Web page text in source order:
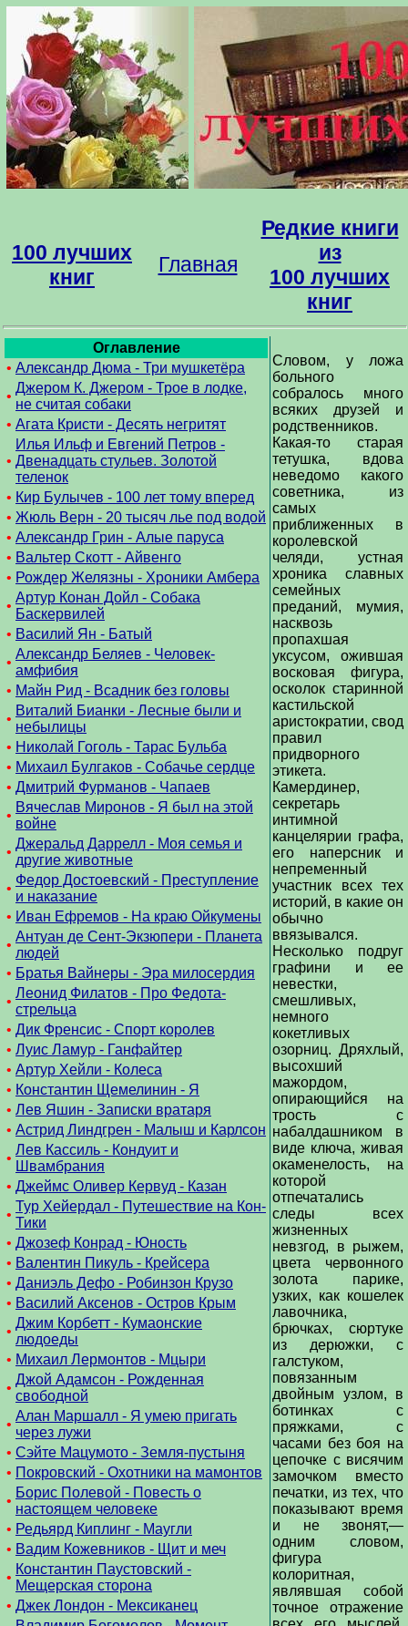
100 лучших
книг
Главная
Редкие книги
из
100 лучших
книг
Оглавление
• Александр Дюма - Три мушкетёра
•
Джером К. Джером - Трое в лодке,
не считая собаки
• Агата Кристи - Десять негритят
•
Илья Ильф и Евгений Петров -
Двенадцать стульев. Золотой
теленок
• Кир Булычев - 100 лет тому вперед
• Жюль Верн - 20 тысяч лье под водой
• Александр Грин - Алые паруса
• Вальтер Скотт - Айвенго
• Рождер Желязны - Хроники Амбера
•
Артур Конан Дойл - Собака
Баскервилей
• Василий Ян - Батый
•
Александр Беляев - Человек-
амфибия
• Майн Рид - Всадник без головы
•
Виталий Бианки - Лесные были и
небылицы
• Николай Гоголь - Тарас Бульба
• Михаил Булгаков - Собачье сердце
• Дмитрий Фурманов - Чапаев
•
Вячеслав Миронов - Я был на этой
войне
•
Джеральд Даррелл - Моя семья и
другие животные
•
Федор Достоевский - Преступление
и наказание
• Иван Ефремов - На краю Ойкумены
•
Антуан де Сент-Экзюпери - Планета
людей
• Братья Вайнеры - Эра милосердия
•
Леонид Филатов - Про Федота-
стрельца
• Дик Френсис - Спорт королев
• Луис Ламур - Ганфайтер
• Артур Хейли - Колеса
• Константин Щемелинин - Я
• Лев Яшин - Записки вратаря
• Астрид Линдгрен - Малыш и Карлсон
•
Лев Кассиль - Кондуит и
Швамбрания
• Джеймс Оливер Кервуд - Казан
•
Тур Хейердал - Путешествие на Кон-
Тики
• Джозеф Конрад - Юность
• Валентин Пикуль - Крейсера
• Даниэль Дефо - Робинзон Крузо
• Василий Аксенов - Остров Крым
•
Джим Корбетт - Кумаонские
людоеды
• Михаил Лермонтов - Мцыри
•
Джой Адамсон - Рожденная
свободной
•
Алан Маршалл - Я умею пригать
через лужи
• Сэйте Мацумото - Земля-пустыня
• Покровский - Охотники на мамонтов
•
Борис Полевой - Повесть о
настоящем человеке
• Редьярд Киплинг - Маугли
• Вадим Кожевников - Щит и меч
•
Константин Паустовский -
Мещерская сторона
• Джек Лондон - Мексиканец
Словом, у ложа
больного
собралось много
всяких друзей и
родственников.
Какая-то старая
тетушка, вдова
неведомо какого
советника, из
самых
приближенных в
королевской
челяди, устная
хроника славных
семейных
преданий, мумия,
насквозь
пропахшая
уксусом, ожившая
восковая фигура,
осколок старинной
кастильской
аристократии, свод
правил
придворного
этикета.
Камердинер,
секретарь
интимной
канцелярии графа,
его наперсник и
непременный
участник всех тех
историй, в какие он
обычно
ввязывался.
Несколько подруг
графини и ее
невестки,
смешливых,
немного
кокетливых
озорниц. Дряхлый,
высохший
мажордом,
опирающийся на
трость с
набалдашником в
виде ключа, живая
окаменелость, на
которой
отпечатались
следы всех
жизненных
невзгод, в рыжем,
цвета червонного
золота парике,
узких, как кошелек
лавочника,
брючках, сюртуке
из дерюжки, с
галстуком,
повязанным
двойным узлом, в
ботинках с
пряжками, с
часами без боя на
цепочке с висячим
замочком вместо
печатки, из тех, что
показывают время
и не звонят,—
одним словом,
фигура
колоритная,
являвшая собой
точное отражение